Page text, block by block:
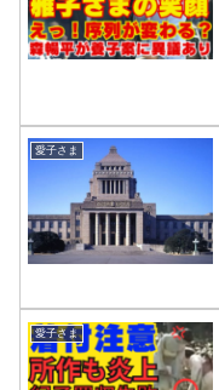
愛子さま
愛子さま